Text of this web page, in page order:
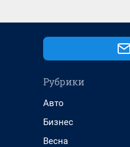
Рубрики
Авто
Бизнес
Весна